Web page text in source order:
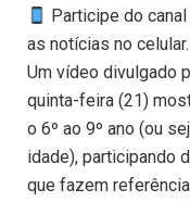
Participe do
as notícias no celular.
Um vídeo divulgado
quinta-feira (21)
o 6º ao 9º ano (ou
idade), participando
que fazem